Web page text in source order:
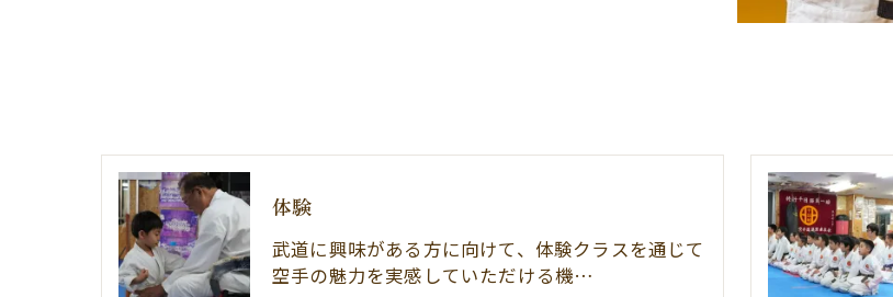
体験
武道に興味がある方に向けて、体験クラスを通じて
空手の魅力を実感していただける機…